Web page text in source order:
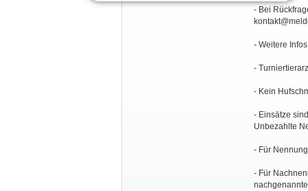
- Bei
- Weitere
-
- Kein
- Einsätze
Unbezahlte
- Für
- Für